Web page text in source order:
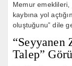
Memur emeklileri,
kaybına yol
oluştuğunu” dile
“Seyyanen
Talep”